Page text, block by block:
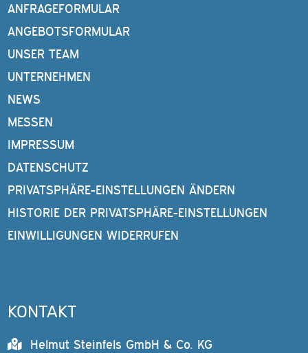
ANFRAGEFORMULAR
ANGEBOTSFORMULAR
UNSER TEAM
UNTERNEHMEN
NEWS
MESSEN
IMPRESSUM
DATENSCHUTZ
PRIVATSPHÄRE-EINSTELLUNGEN ÄNDERN
HISTORIE DER PRIVATSPHÄRE-EINSTELLUNGEN
EINWILLIGUNGEN WIDERRUFEN
KONTAKT
Helmut Steinfels GmbH & Co. KG